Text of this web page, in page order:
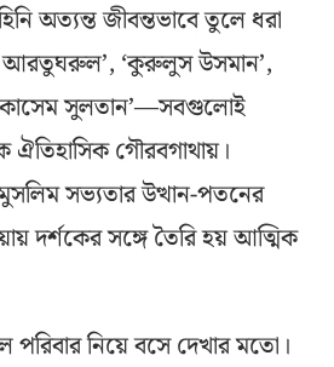
অত্যন্ত জীবন্তভাবে তুলে ধরা
আরতুঘরুল’, ‘কুরুলুস উসমান’,
সুলতান’—সবগুলোই
ঐতিহাসিক গৌরবগাথায়।
সভ্যতার উত্থান-পতনের
দর্শকের সঙ্গে তৈরি হয় আত্মিক
পরিবার নিয়ে বসে দেখার মতো।